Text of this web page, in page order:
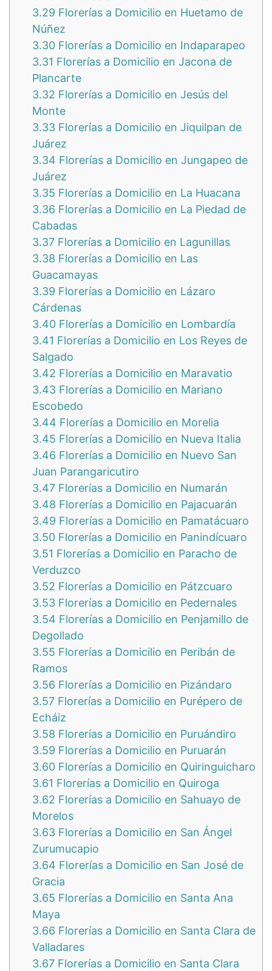
3.29 Florerías a Domicilio en Huetamo de
Núñez
3.30 Florerías a Domicilio en Indaparapeo
3.31 Florerías a Domicilio en Jacona de
Plancarte
3.32 Florerías a Domicilio en Jesús del
Monte
3.33 Florerías a Domicilio en Jiquilpan de
Juárez
3.34 Florerías a Domicilio en Jungapeo de
Juárez
3.35 Florerías a Domicilio en La Huacana
3.36 Florerías a Domicilio en La Piedad de
Cabadas
3.37 Florerías a Domicilio en Lagunillas
3.38 Florerías a Domicilio en Las
Guacamayas
3.39 Florerías a Domicilio en Lázaro
Cárdenas
3.40 Florerías a Domicilio en Lombardía
3.41 Florerías a Domicilio en Los Reyes de
Salgado
3.42 Florerías a Domicilio en Maravatio
3.43 Florerías a Domicilio en Mariano
Escobedo
3.44 Florerías a Domicilio en Morelia
3.45 Florerías a Domicilio en Nueva Italia
3.46 Florerías a Domicilio en Nuevo San
Juan Parangaricutiro
3.47 Florerías a Domicilio en Numarán
3.48 Florerías a Domicilio en Pajacuarán
3.49 Florerías a Domicilio en Pamatácuaro
3.50 Florerías a Domicilio en Panindícuaro
3.51 Florerías a Domicilio en Paracho de
Verduzco
3.52 Florerías a Domicilio en Pátzcuaro
3.53 Florerías a Domicilio en Pedernales
3.54 Florerías a Domicilio en Penjamillo de
Degollado
3.55 Florerías a Domicilio en Peribán de
Ramos
3.56 Florerías a Domicilio en Pizándaro
3.57 Florerías a Domicilio en Purépero de
Echáiz
3.58 Florerías a Domicilio en Puruándiro
3.59 Florerías a Domicilio en Puruarán
3.60 Florerías a Domicilio en Quiringuicharo
3.61 Florerías a Domicilio en Quiroga
3.62 Florerías a Domicilio en Sahuayo de
Morelos
3.63 Florerías a Domicilio en San Ángel
Zurumucapio
3.64 Florerías a Domicilio en San José de
Gracia
3.65 Florerías a Domicilio en Santa Ana
Maya
3.66 Florerías a Domicilio en Santa Clara de
Valladares
3.67 Florerías a Domicilio en Santa Clara